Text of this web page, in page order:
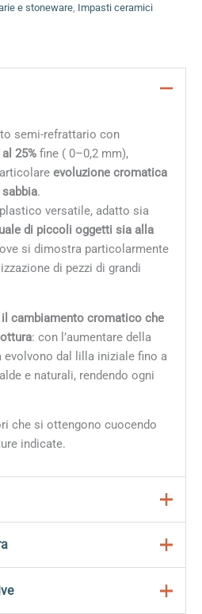
e stoneware Impasti ceramici
semi-refrattario con
25%fine ( 0–0,2 mm),
evoluzione cromatica
.
versatile, adatto sia
di piccoli oggetti sia alla
si dimostra particolarmente
di pezzi di grandi
cambiamento cromatico che
: con l’aumentare della
dal lilla iniziale fino a
e naturali, rendendo ogni
che si ottengono cuocendo
indicate.
di piccoli pezzi e per la
dimensioni maggiori.
1000°C-1280ºC